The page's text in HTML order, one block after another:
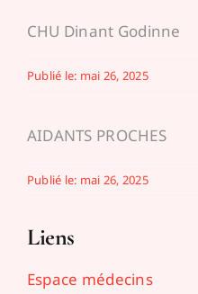
CHU Dinant Godinne
Publié le: mai 26, 2025
AIDANTS PROCHES
Publié le: mai 26, 2025
Liens
Espace médecins